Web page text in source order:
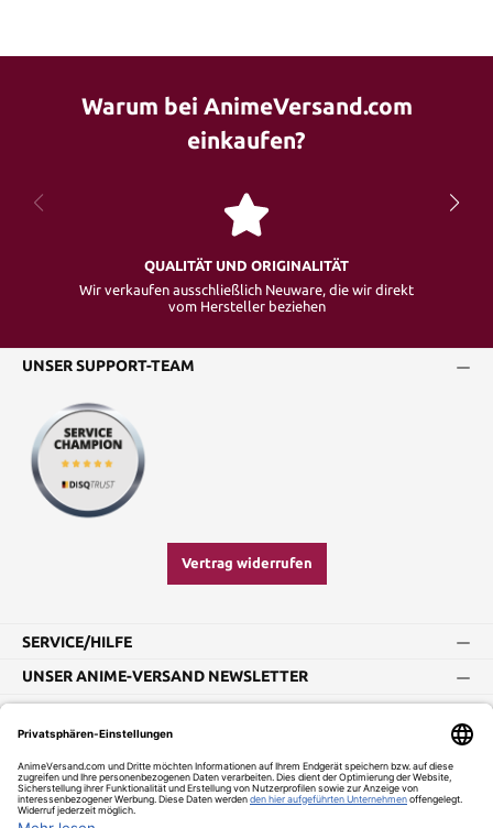
Warum bei AnimeVersand.com
einkaufen?
QUALITÄT UND ORIGINALITÄT
Wir verkaufen ausschließlich Neuware, die wir direkt
vom Hersteller beziehen
UNSER SUPPORT-TEAM
Vertrag widerrufen
SERVICE/HILFE
UNSER ANIME-VERSAND NEWSLETTER
Impressum